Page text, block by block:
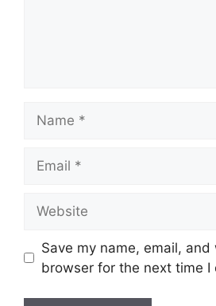
Save my name, email,
browser for the next time I